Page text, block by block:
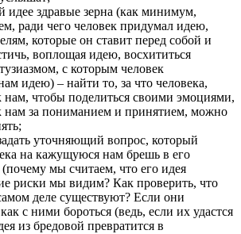
идее здравые зерна (как минимум,
ради чего человек придумал идею,
которые он ставит перед собой и
воплощая идею, восхититься
с которым человек
идею) – найти то, за что человека,
чтобы поделиться своими эмоциями,
нам за пониманием и принятием, можно
уточняющий вопрос, который
на кажущуюся нам брешь в его
мы считаем, что его идея
риски мы видим? Как проверить, что
деле существуют? Если они
с ними бороться (ведь, если их удастся
из бредовой превратится в